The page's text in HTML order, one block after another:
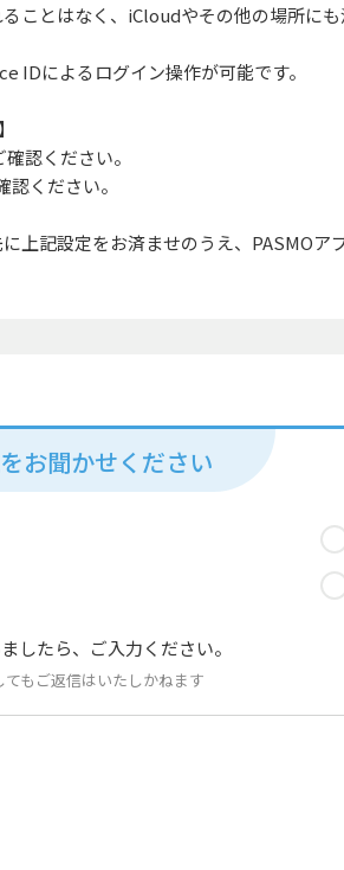
ことはなく、iCloudやその他の場所に
IDによるログイン操作が可能です。
確認ください。
認ください。
上記設定をお済ませのうえ、PASMOア
お聞かせください
したら、ご入力ください。
もご返信はいたしかねます